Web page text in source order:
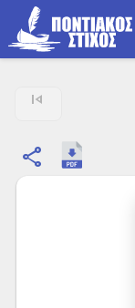
skip_previous
share